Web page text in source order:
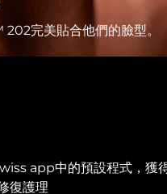
完美貼合他們的臉型。
app中的預設程式，獲
復護理
devices
massagers
理
care essentials
Whitening Gel
男士